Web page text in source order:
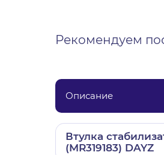
Рекомендуем
Описание
Втулка
(MR319183) DAYZ